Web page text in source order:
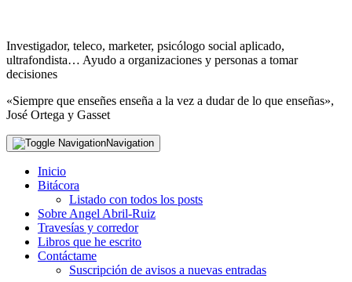
Investigador, teleco, marketer, psicólogo social aplicado,
ultrafondista… Ayudo a organizaciones y personas a tomar
decisiones
«Siempre que enseñes enseña a la vez a dudar de lo que enseñas»,
José Ortega y Gasset
Navigation
Inicio
Bitácora
Listado con todos los posts
Sobre Angel Abril-Ruiz
Travesías y corredor
Libros que he escrito
Contáctame
Suscripción de avisos a nuevas entradas